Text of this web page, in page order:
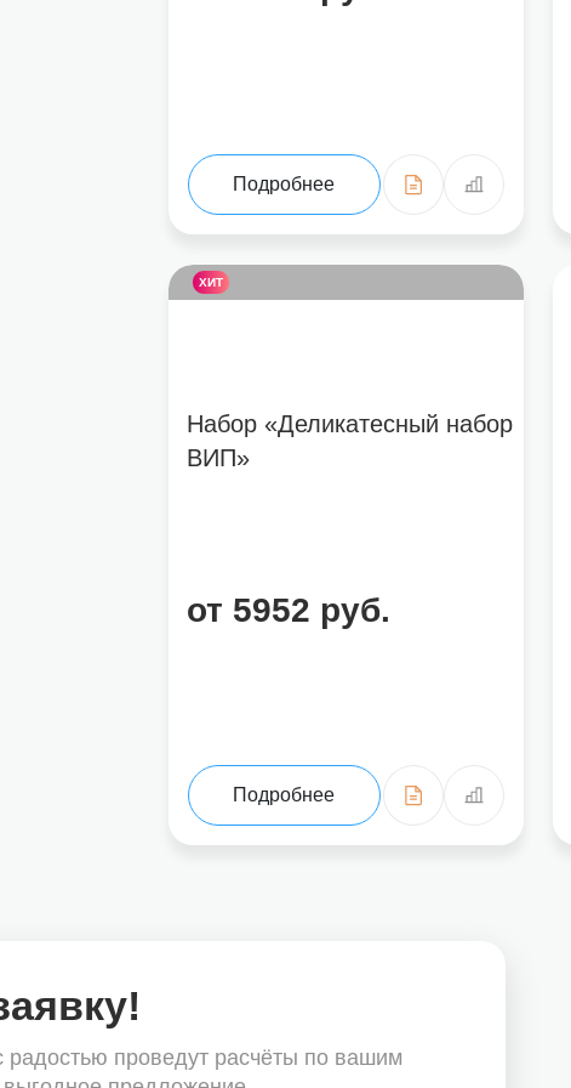
Подробнее
ХИТ
Набор «Деликатесный набор
ВИП»
от 5952 руб.
Подробнее
проведут расчёты по вашим